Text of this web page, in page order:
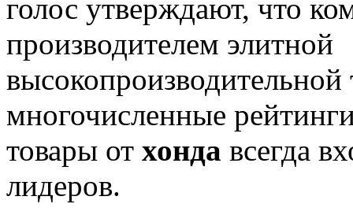
голос утверждают, что
производителем элитной
многочисленные
товары от хонда всегда
лидеров.